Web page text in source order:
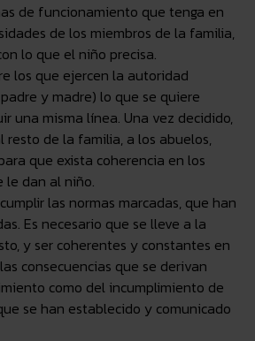
de funcionamiento que tenga en
de los miembros de la familia,
lo que el niño precisa.
los que ejercen la autoridad
y madre) lo que se quiere
una misma línea. Una vez decidido,
resto de la familia, a los abuelos,
que exista coherencia en los
le dan al niño.
las normas marcadas, que han
Es necesario que se lleve a la
y ser coherentes y constantes en
consecuencias que se derivan
como del incumplimiento de
se han establecido y comunicado